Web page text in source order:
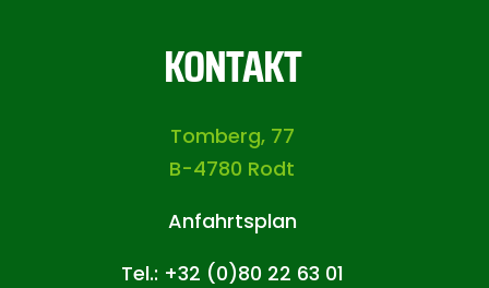
KONTAKT
Tomberg, 77
B-4780 Rodt
Anfahrtsplan
Tel.: +32 (0)80 22 63 01